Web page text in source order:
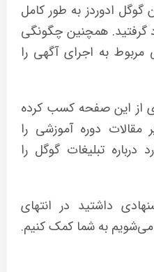
گوگل ادوردز به طور کامل
گرفتید. همچنین چگونگی
به اجرای آگهی را
از این صفحه کسب کرده
مقالات دوره آموزشی را
درباره تبلیغات گوگل را
داشتید در انتهای
به شما کمک کنیم.